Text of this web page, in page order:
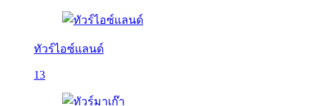
ทัวร์ไอซ์แลนด์
13